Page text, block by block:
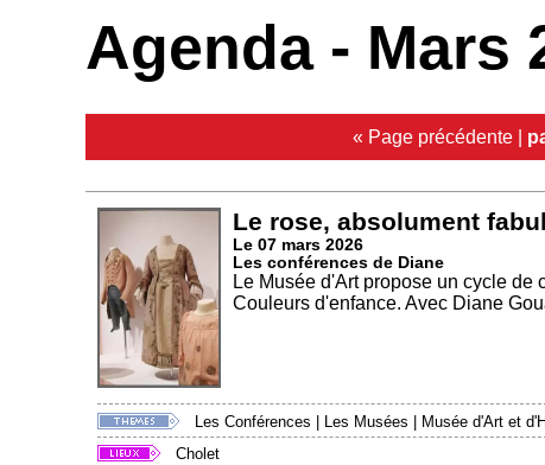
Agenda - Mars
« Page précédente|
Le rose, absolument
Le 07 mars 2026
Les conférences de Diane
Le Musée d'Art propose un cycle
Couleurs d'enfance. Avec Diane
Les Conférences | Les Musées | Musée d'Art et
Cholet